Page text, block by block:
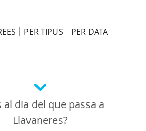
PER TIPUS PER DATA
al dia del que passa a
Llavaneres?